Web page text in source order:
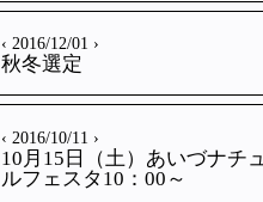
‹ 2016/12/01 ›
秋冬選定
‹ 2016/10/11 ›
10月15日（土）あいづナチ
ルフェスタ10：00～